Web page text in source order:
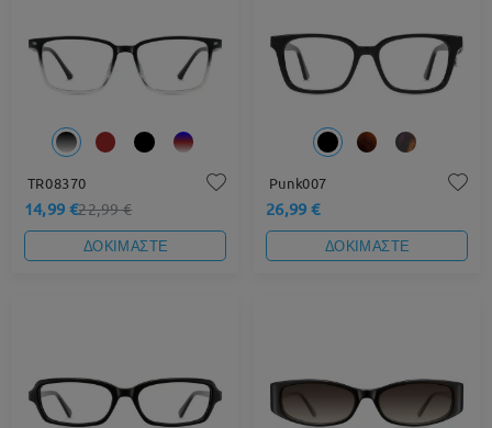
TR08370
14,99 €22,99 €
ΔΟΚΙΜΑΣΤΕ
Punk007
26,99 €
ΔΟΚΙΜΑΣΤΕ